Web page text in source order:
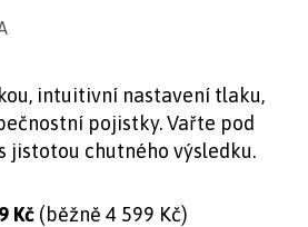
intuitivní nastavení tlaku,
pojistky. Vařte pod
jistotou chutného výsledku.
Kč (běžně 4 599 Kč)